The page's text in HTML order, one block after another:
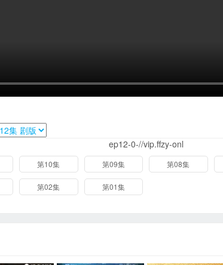
ep12-0-//vip.ffzy-onl
第10集 第09集 第08集
第02集 第01集